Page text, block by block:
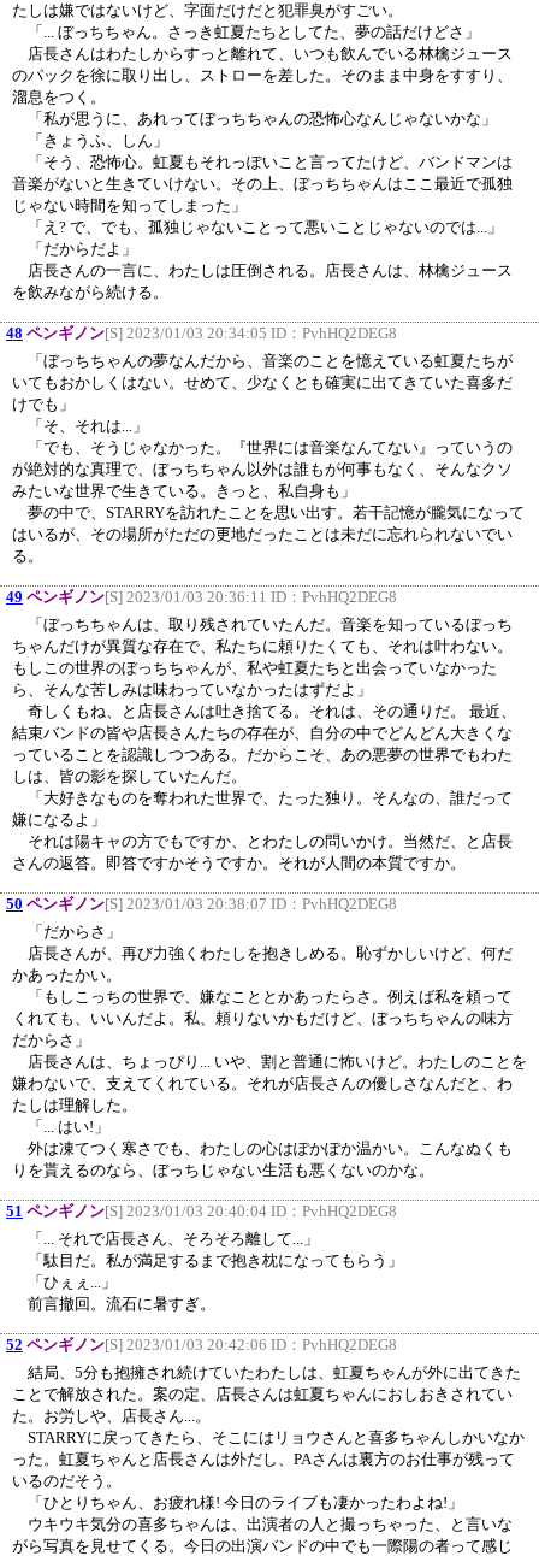
たしは嫌ではないけど、字面だけだと犯罪臭がすごい。
「... ぼっちちゃん。さっき虹夏たちとしてた、夢の話だけどさ」
店長さんはわたしからすっと離れて、いつも飲んでいる林檎ジュース
のパックを徐に取り出し、ストローを差した。そのまま中身をすすり、
溜息をつく。
「私が思うに、あれってぼっちちゃんの恐怖心なんじゃないかな」
「きょうふ、しん」
「そう、恐怖心。虹夏もそれっぽいこと言ってたけど、バンドマンは
音楽がないと生きていけない。その上、ぼっちちゃんはここ最近で孤独
じゃない時間を知ってしまった」
「え? で、でも、孤独じゃないことって悪いことじゃないのでは...」
「だからだよ」
店長さんの一言に、わたしは圧倒される。店長さんは、林檎ジュース
を飲みながら続ける。
48 ペンギノン[S] 2023/01/03 20:34:05 ID： PvhHQ2DEG8
「ぼっちちゃんの夢なんだから、音楽のことを憶えている虹夏たちが
いてもおかしくはない。せめて、少なくとも確実に出てきていた喜多だ
けでも」
「そ、それは...」
「でも、そうじゃなかった。『世界には音楽なんてない』っていうの
が絶対的な真理で、ぼっちちゃん以外は誰もが何事もなく、そんなクソ
みたいな世界で生きている。きっと、私自身も」
夢の中で、STARRYを訪れたことを思い出す。若干記憶が朧気になって
はいるが、その場所がただの更地だったことは未だに忘れられないでい
る。
49 ペンギノン[S] 2023/01/03 20:36:11 ID： PvhHQ2DEG8
「ぼっちちゃんは、取り残されていたんだ。音楽を知っているぼっち
ちゃんだけが異質な存在で、私たちに頼りたくても、それは叶わない。
もしこの世界のぼっちちゃんが、私や虹夏たちと出会っていなかった
ら、そんな苦しみは味わっていなかったはずだよ」
奇しくもね、と店長さんは吐き捨てる。それは、その通りだ。 最近、
結束バンドの皆や店長さんたちの存在が、自分の中でどんどん大きくな
っていることを認識しつつある。だからこそ、あの悪夢の世界でもわた
しは、皆の影を探していたんだ。
「大好きなものを奪われた世界で、たった独り。そんなの、誰だって
嫌になるよ」
それは陽キャの方でもですか、とわたしの問いかけ。当然だ、と店長
さんの返答。即答ですかそうですか。それが人間の本質ですか。
50 ペンギノン[S] 2023/01/03 20:38:07 ID： PvhHQ2DEG8
「だからさ」
店長さんが、再び力強くわたしを抱きしめる。恥ずかしいけど、何だ
かあったかい。
「もしこっちの世界で、嫌なこととかあったらさ。例えば私を頼って
くれても、いいんだよ。私、頼りないかもだけど、ぼっちちゃんの味方
だからさ」
店長さんは、ちょっぴり... いや、割と普通に怖いけど。わたしのことを
嫌わないで、支えてくれている。それが店長さんの優しさなんだと、わ
たしは理解した。
「... はい!」
外は凍てつく寒さでも、わたしの心はぽかぽか温かい。こんなぬくも
りを貰えるのなら、ぼっちじゃない生活も悪くないのかな。
51 ペンギノン[S] 2023/01/03 20:40:04 ID： PvhHQ2DEG8
「... それで店長さん、そろそろ離して...」
「駄目だ。私が満足するまで抱き枕になってもらう」
「ひぇぇ...」
前言撤回。流石に暑すぎ。
52 ペンギノン[S] 2023/01/03 20:42:06 ID： PvhHQ2DEG8
結局、5分も抱擁され続けていたわたしは、虹夏ちゃんが外に出てきた
ことで解放された。案の定、店長さんは虹夏ちゃんにおしおきされてい
た。お労しや、店長さん...。
STARRYに戻ってきたら、そこにはリョウさんと喜多ちゃんしかいなか
った。虹夏ちゃんと店長さんは外だし、PAさんは裏方のお仕事が残って
いるのだそう。
「ひとりちゃん、お疲れ様! 今日のライブも凄かったわよね!」
ウキウキ気分の喜多ちゃんは、出演者の人と撮っちゃった、と言いな
がら写真を見せてくる。今日の出演バンドの中でも一際陽の者って感じ